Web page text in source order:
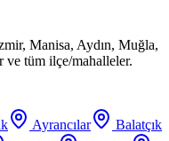
Manisa, Aydın, Muğla,
tüm ilçe/mahalleler.
Ayrancılar
Balatçık